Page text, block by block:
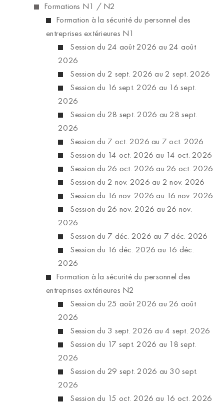
Formations N1 / N2
Formation à la sécurité du personnel des
entreprises extérieures N1
Session du 24 août 2026 au 24 août
2026
Session du 2 sept. 2026 au 2 sept. 2026
Session du 16 sept. 2026 au 16 sept.
2026
Session du 28 sept. 2026 au 28 sept.
2026
Session du 7 oct. 2026 au 7 oct. 2026
Session du 14 oct. 2026 au 14 oct. 2026
Session du 26 oct. 2026 au 26 oct. 2026
Session du 2 nov. 2026 au 2 nov. 2026
Session du 16 nov. 2026 au 16 nov. 2026
Session du 26 nov. 2026 au 26 nov.
2026
Session du 7 déc. 2026 au 7 déc. 2026
Session du 16 déc. 2026 au 16 déc.
2026
Formation à la sécurité du personnel des
entreprises extérieures N2
Session du 25 août 2026 au 26 août
2026
Session du 3 sept. 2026 au 4 sept. 2026
Session du 17 sept. 2026 au 18 sept.
2026
Session du 29 sept. 2026 au 30 sept.
2026
Session du 15 oct. 2026 au 16 oct. 2026